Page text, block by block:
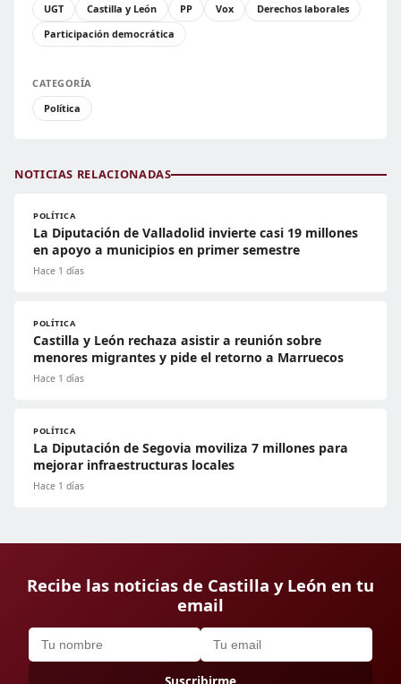
UGT
Castilla y León PP Vox
Derechos laborales
Participación democrática
CATEGORÍA
Política
NOTICIAS RELACIONADAS
POLÍTICA
La Diputación de Valladolid invierte casi 19 millones
en apoyo a municipios en primer semestre
Hace 1 días
POLÍTICA
Castilla y León rechaza asistir a reunión sobre
menores migrantes y pide el retorno a Marruecos
Hace 1 días
POLÍTICA
La Diputación de Segovia moviliza 7 millones para
mejorar infraestructuras locales
Hace 1 días
Recibe las noticias de Castilla y León en tu
email